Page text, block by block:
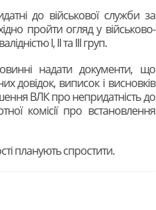
до військової служби за
пройти огляд у військово-
I, II та III груп.
надати документи, що
довідок, виписок і висновків
ВЛК про непридатність до
комісії про встановлення
планують спростити.